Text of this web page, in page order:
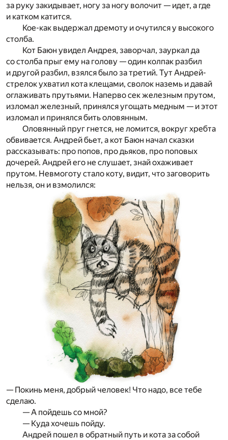
за руку закидывает, ногу за ногу волочит — идет, а где
и катком катится.
Кое-как выдержал дремоту и очутился у высокого
столба.
Кот Баюн увидел Андрея, заворчал, зауркал да
со столба прыг ему на голову — один колпак разбил
и другой разбил, взялся было за третий. Тут Андрей-
стрелок ухватил кота клещами, сволок наземь и давай
оглаживать прутьями. Наперво сек железным прутом,
изломал железный, принялся угощать медным — и этот
изломал и принялся бить оловянным.
Оловянный пруг гнется, не ломится, вокруг хребта
обвивается. Андрей бьет, а кот Баюн начал сказки
рассказывать: про попов, про дьяков, про поповых
дочерей. Андрей его не слушает, знай охаживает
прутом. Невмоготу стало коту, видит, что заговорить
нельзя, он и взмолился:
— Покинь меня, добрый человек! Что надо, все тебе
сделаю.
— А пойдешь со мной?
— Куда хочешь пойду.
Андрей пошел в обратный путь и кота за собой